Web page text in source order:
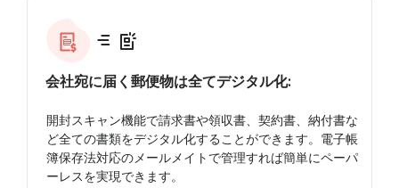
会社宛に届く郵便物は全てデジタル化:
開封スキャン機能で請求書や領収書、契約書、納付書な
ど全ての書類をデジタル化することができます。電子帳
簿保存法対応のメールメイトで管理すれば簡単にペーパ
ーレスを実現できます。